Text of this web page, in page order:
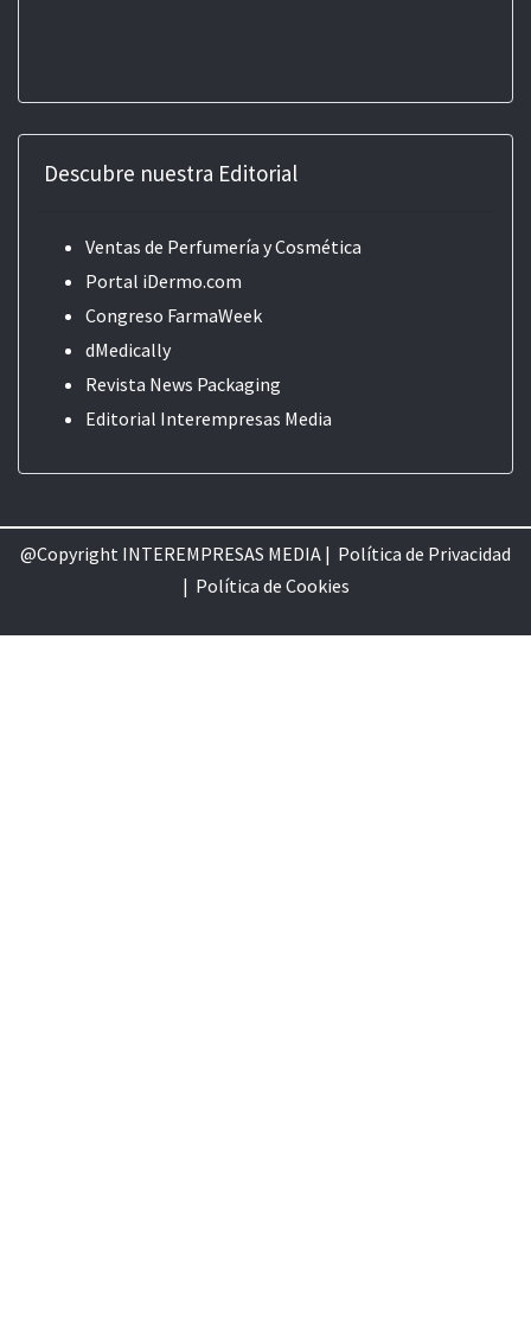
Descubre nuestra Editorial
Ventas de Perfumería y Cosmética
Portal iDermo.com
Congreso FarmaWeek
dMedically
Revista News Packaging
Editorial Interempresas Media
@Copyright INTEREMPRESAS MEDIA | Política de Privacidad
| Política de Cookies